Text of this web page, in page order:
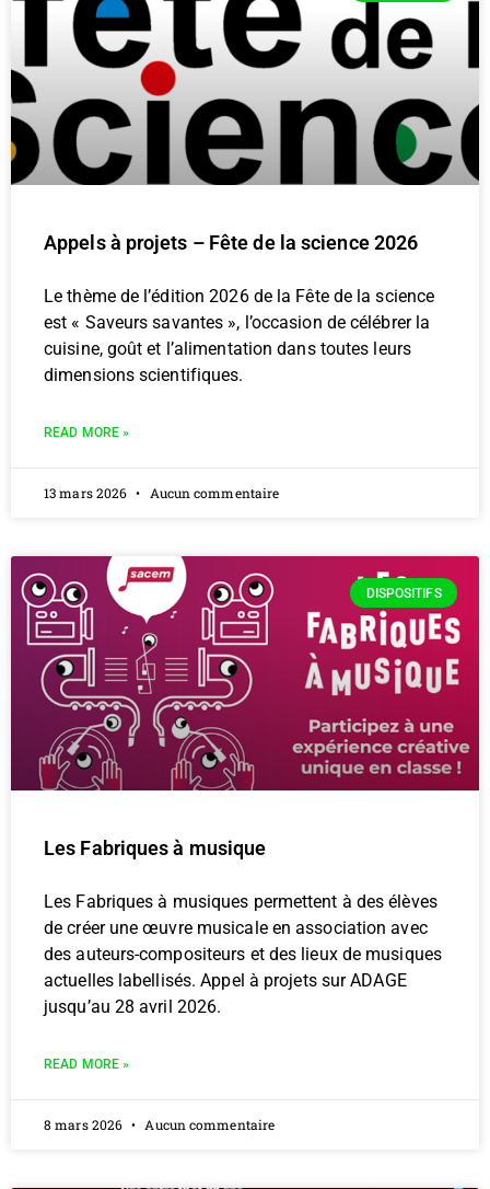
Appels à projets – Fête de la science 2026
Le thème de l’édition 2026 de la Fête de la science
est « Saveurs savantes », l’occasion de célébrer la
cuisine, goût et l’alimentation dans toutes leurs
dimensions scientifiques.
READ MORE »
13 mars 2026 Aucun commentaire
DISPOSITIFS
Les Fabriques à musique
Les Fabriques à musiques permettent à des élèves
de créer une œuvre musicale en association avec
des auteurs-compositeurs et des lieux de musiques
actuelles labellisés. Appel à projets sur ADAGE
jusqu’au 28 avril 2026.
READ MORE »
8 mars 2026 Aucun commentaire